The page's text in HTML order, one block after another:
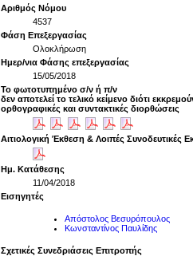
Αριθμός Νόμου
4537
Φάση Επεξεργασίας
Ολοκλήρωση
Ημερ/νια Φάσης επεξεργασίας
15/05/2018
Το φωτοτυπημένο σ/ν ή π/ν
δεν αποτελεί το τελικό κείμενο διότι
ορθογραφικές και συντακτικές διορθώσεις
Αιτιολογική Έκθεση & Λοιπές Συνοδευτικές
Ημ. Κατάθεσης
11/04/2018
Εισηγητές
Απόστολος Βεσυρόπουλος
Κωνσταντίνος Παυλίδης
Σχετικές Συνεδριάσεις Επιτροπής